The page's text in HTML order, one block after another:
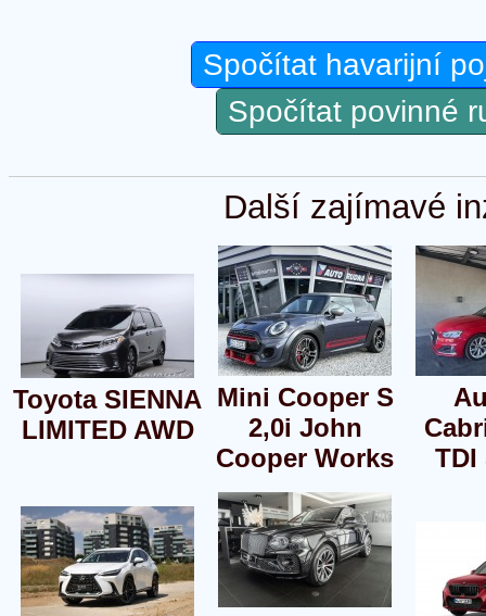
Spočítat havarijní
Spočítat povinné
Další zajímavé
Toyota SIENNA
LIMITED AWD
Mini Cooper S
2,0i John
Cooper Works
TDI